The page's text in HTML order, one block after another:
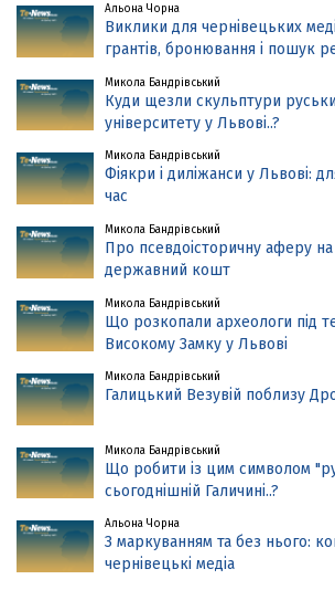
Альона Чорна
Виклики для чернівецьких
грантів, бронювання і пошук
Микола Бандрівський
Куди щезли скульптури
університету у Львові..?
Микола Бандрівський
Фіякри і диліжанси у Львові:
час
Микола Бандрівський
Про псевдоісторичну аферу
державний кошт
Микола Бандрівський
Що розкопали археологи під
Високому Замку у Львові
Микола Бандрівський
Галицький Везувій поблизу
Микола Бандрівський
Що робити із цим символом
сьогоднішній Галичині..?
Альона Чорна
З маркуванням та без нього:
чернівецькі медіа